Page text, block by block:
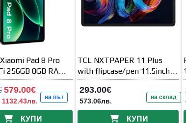
Pad 8 Pro
256GB 8GB RAM -
579.00€
1132.43лв. на път
КУПИ
TCL NXTPAPER 11 Plus
with flipcase/pen 11.5inch
2200x1440
293.00€
573.06лв. на склад
КУПИ